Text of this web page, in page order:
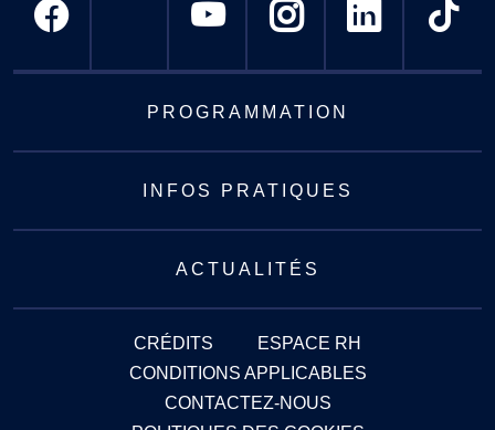
PROGRAMMATION
INFOS PRATIQUES
ACTUALITÉS
CRÉDITS
ESPACE RH
CONDITIONS APPLICABLES
CONTACTEZ-NOUS